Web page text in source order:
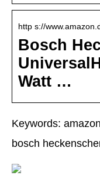
http s://
Bosch
Watt …
Keywords:
bosch